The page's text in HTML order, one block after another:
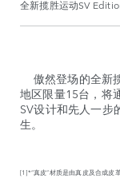
全新揽胜运动SV
傲然登场的全新
地区限量15台，将
SV设计和先人一步
生。
[1]*“真皮”材质是由真皮及合成皮